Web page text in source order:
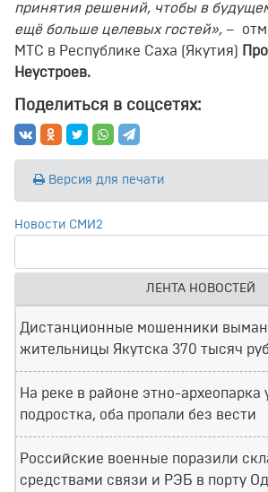
принятия решений, чтобы в
ещё больше целевых гостей», –
МТС в Республике Саха (Якутия)
Неустроев.
Поделиться в соцсетях:
Версия для печати
Новости СМИ2
ЛЕНТА НОВОСТЕЙ
Дистанционные мошенники
жительницы Якутска 370 тысяч
На реке в районе этно-археопарка
подростка, оба пропали без вести
Российские военные поразили
средствами связи и РЭБ в порту